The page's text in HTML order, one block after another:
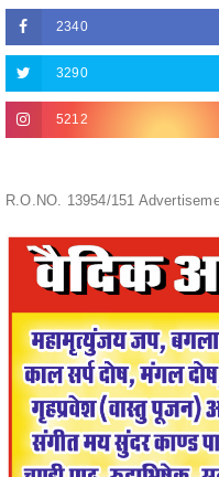
3290
5212
R.O.NO. 13954/151